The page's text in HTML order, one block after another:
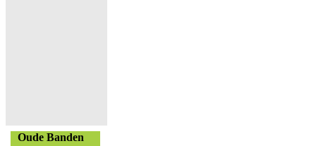
Oude Banden